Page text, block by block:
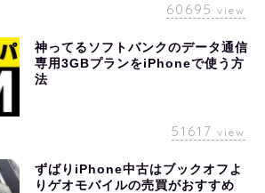
60695 view
神ってるソフトバンクのデータ通信
専用3GBプランをiPhoneで使う方
法
51617 view
ずばりiPhone中古はブックオフよ
りゲオモバイルの売買がおすすめ